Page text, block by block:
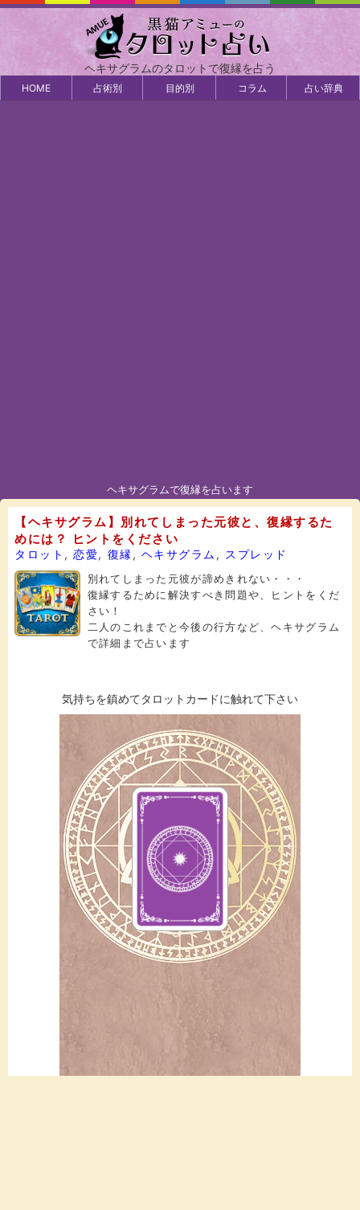
ヘキサグラムのタロットで復縁を占う
HOME 占術別 目的別 コラム 占い辞典
ヘキサグラムで復縁を占います
【ヘキサグラム】別れてしまった元彼と、復縁するた
めには？ ヒントをください
タロット ,恋愛, 復縁 , ヘキサグラム ,
スプレッド
別れてしまった元彼が諦めきれない・・・
復縁するために解決すべき問題や、ヒントをくだ
さい！
二人のこれまでと今後の行方など、ヘキサグラム
で詳細まで占います
気持ちを鎮めてタロットカードに触れて下さい